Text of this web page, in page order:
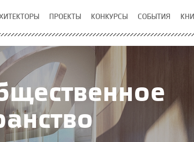
ПРОЕКТЫ КОНКУРСЫ СОБЫТИЯ